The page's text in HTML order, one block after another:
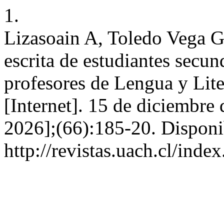
1.
Lizasoain A, Toledo Vega
escrita de estudiantes
profesores de Lengua y
[Internet]. 15 de diciembre
2026];(66):185-20.
http://revistas.uach.cl/